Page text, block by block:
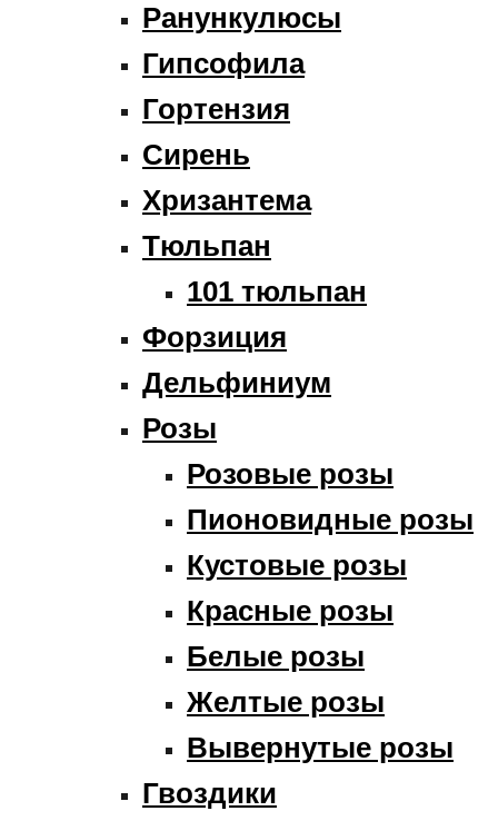
Ранункулюсы
Гипсофила
Гортензия
Сирень
Хризантема
Тюльпан
101 тюльпан
Форзиция
Дельфиниум
Розы
Розовые розы
Пионовидные розы
Кустовые розы
Красные розы
Белые розы
Желтые розы
Вывернутые розы
Гвоздики